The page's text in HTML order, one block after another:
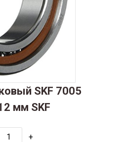
SKF 7005
мм SKF
+